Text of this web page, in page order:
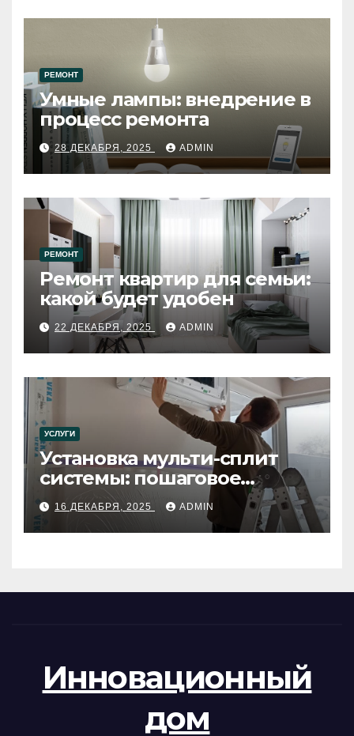
РЕМОНТ
Умные лампы: внедрение в
процесс ремонта
28 ДЕКАБРЯ, 2025 ADMIN
РЕМОНТ
Ремонт квартир для семьи:
какой будет удобен
22 ДЕКАБРЯ, 2025 ADMIN
УСЛУГИ
Установка мульти-сплит
системы: пошаговое
руководство
16 ДЕКАБРЯ, 2025 ADMIN
Инновационный
дом